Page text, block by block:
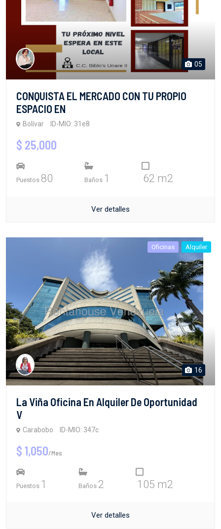
05
CONQUISTA EL MERCADO CON TU PROPIO
ESPACIO EN
Bolívar ID-MIO: 31e8
$ 25,000
Puestos 80 Baños 1 62 m2
Ver detalles
Oficinas Alquiler
16
La Viña Oficina En Alquiler De Oportunidad
V
Carabobo ID-MIO: 347c
$ 1,050/Mes
Puestos 1 Baños 2 105 m2
Ver detalles